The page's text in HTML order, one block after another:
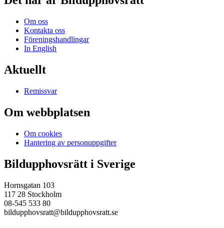
Om oss
Kontakta oss
Föreningshandlingar
In English
Aktuellt
Remissvar
Om webbplatsen
Om cookies
Hantering av personuppgifter
Bildupphovsrätt i Sverige
Hornsgatan 103
117 28 Stockholm
08-545 533 80
bildupphovsratt@bildupphovsratt.se